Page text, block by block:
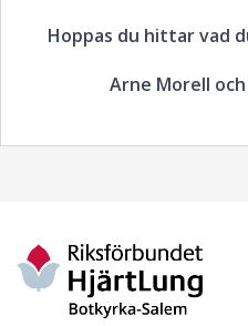
Hoppas du hittar vad
Arne Morell